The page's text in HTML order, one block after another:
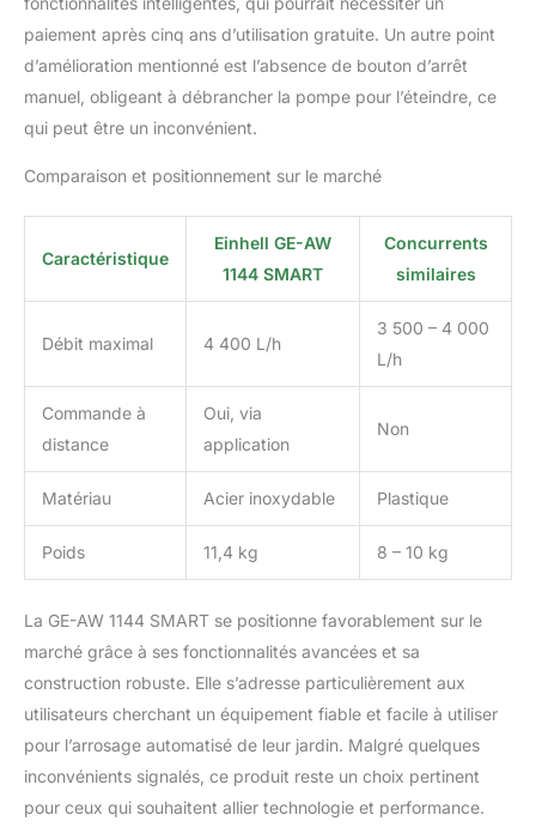
paiement après cinq ans d’utilisation gratuite. Un autre point
d’amélioration mentionné est l’absence de bouton d’arrêt
manuel, obligeant à débrancher la pompe pour l’éteindre, ce
qui peut être un inconvénient.
Comparaison et positionnement sur le marché
Caractéristique
Einhell GE-AW
1144 SMART
Concurrents
similaires
Débit maximal 4 400 L/h
3 500 – 4 000
L/h
Commande à
distance
Oui, via
application
Non
Matériau Acier inoxydable Plastique
Poids 11,4 kg 8 – 10 kg
La GE-AW 1144 SMART se positionne favorablement sur le
marché grâce à ses fonctionnalités avancées et sa
construction robuste. Elle s’adresse particulièrement aux
utilisateurs cherchant un équipement fiable et facile à utiliser
pour l’arrosage automatisé de leur jardin. Malgré quelques
inconvénients signalés, ce produit reste un choix pertinent
pour ceux qui souhaitent allier technologie et performance.